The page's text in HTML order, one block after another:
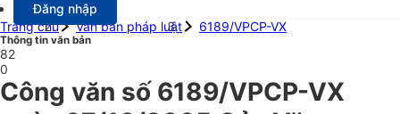
Đăng nhập
Trang chủ
Văn bản pháp luật 6189/VPCP-VX
Thông tin văn bản
82
0
Công văn số 6189/VPCP-VX